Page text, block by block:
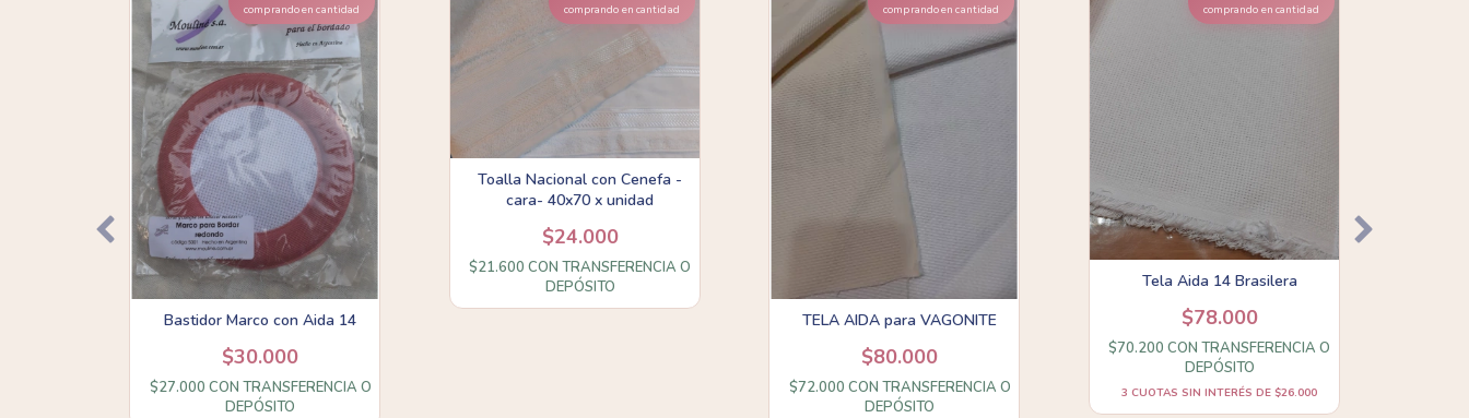
comprando en cantidad
Bastidor Marco con Aida 14
$30.000
$27.000 CON TRANSFERENCIA O
DEPÓSITO
comprando en cantidad
Toalla Nacional con Cenefa -
cara- 40x70 x unidad
$24.000
$21.600CON TRANSFERENCIA O
DEPÓSITO
comprando en cantidad
TELA AIDA para VAGONITE
$80.000
$72.000 CON TRANSFERENCIA O
DEPÓSITO
comprando en cantidad
Tela Aida 14 Brasilera
$78.000
$70.200CON TRANSFERENCIA O
DEPÓSITO
3 CUOTAS SIN INTERÉS DE $26.000